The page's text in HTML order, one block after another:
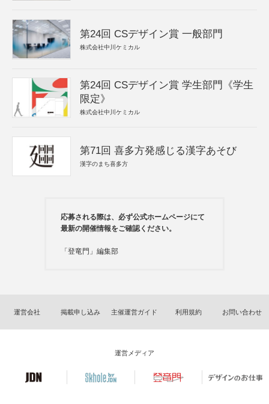
第24回 CSデザイン賞 一般部門
株式会社中川ケミカル
第24回 CSデザイン賞 学生部門《学生
限定》
株式会社中川ケミカル
第71回 喜多方発感じる漢字あそび
漢字のまち喜多方
応募される際は、必ず公式ホームページにて
最新の開催情報をご確認ください。
「登竜門」編集部
運営会社 掲載申し込み 主催運営ガイド 利用規約 お問い合わせ
運営メディア